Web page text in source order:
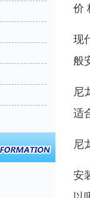
价
现
般
尼
适
尼
安